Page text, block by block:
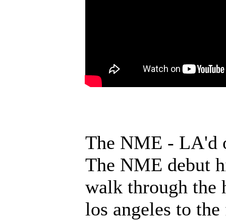
The NME - LA'd
The NME debut
walk through the
los angeles to